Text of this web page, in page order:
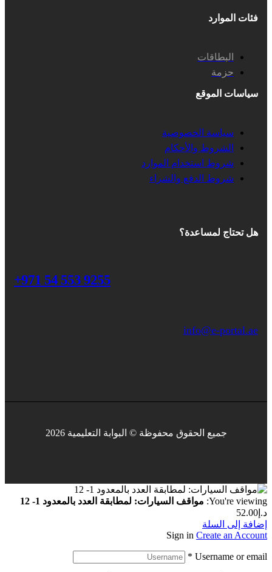
فئات الموارد
البطاقات
حزمة
سياسات الموقع
سياسة الخصوصية
الشروط والأحكام
شروط استخدام الموارد
شروط الدفع والشراء
هل تحتاج لمساعدة؟
+971 54 553 9255
info@e-portal.ae
جميع الحقوق محفوظة © البوابة التعليمية 2026
You're viewing: مواقف السيارات: لمطابقة العدد بالمعدود 1- 12
د.إ 52.00
إضافة إلى السلة
Sign in Create an Account
Username or email
*